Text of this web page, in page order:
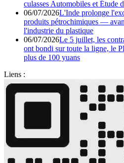
culasses Automobiles et Étude
06/07/2026L'Inde prolonge
produits pétrochimiques —
l'industrie du plastique
06/07/2026Le 5 juillet, les
ont bondi sur toute la ligne, le
plus de 100 yuans
Liens :